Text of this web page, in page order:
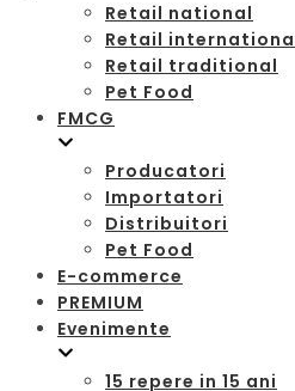
Retail national
Retail
Retail traditional
Pet Food
FMCG
Producatori
Importatori
Distribuitori
Pet Food
E-commerce
PREMIUM
Evenimente
15 repere in 15 ani